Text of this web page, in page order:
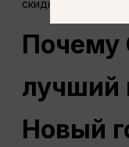
скидкой на Новый
Почему
лучший
Новый